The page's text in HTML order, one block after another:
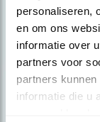
personaliseren,
en om ons
informatie over
partners voor
partners
informatie die u